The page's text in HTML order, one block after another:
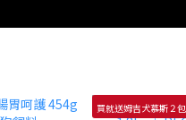
買就送姆吉犬慕斯２包